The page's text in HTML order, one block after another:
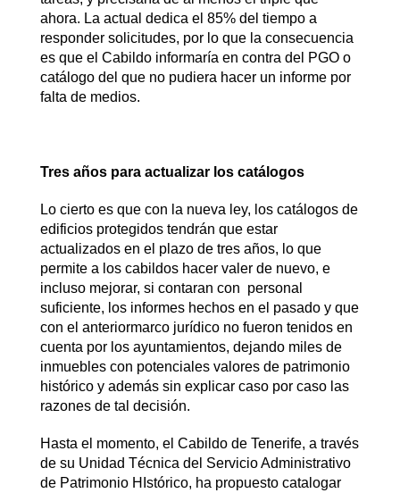
ahora. La actual dedica el 85% del tiempo a
responder solicitudes, por lo que la consecuencia
es que el Cabildo informaría en contra del PGO o
catálogo del que no pudiera hacer un informe por
falta de medios.
Tres años para actualizar los catálogos
Lo cierto es que con la nueva ley, los catálogos de
edificios protegidos tendrán que estar
actualizados en el plazo de tres años, lo que
permite a los cabildos hacer valer de nuevo, e
incluso mejorar, si contaran con personal
suficiente, los informes hechos en el pasado y que
con el anteriormarco jurídico no fueron tenidos en
cuenta por los ayuntamientos, dejando miles de
inmuebles con potenciales valores de patrimonio
histórico y además sin explicar caso por caso las
razones de tal decisión.
Hasta el momento, el Cabildo de Tenerife, a través
de su Unidad Técnica del Servicio Administrativo
de Patrimonio HIstórico, ha propuesto catalogar